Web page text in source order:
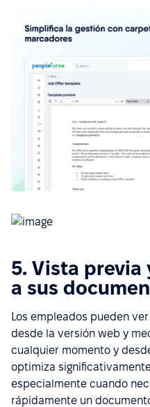
5. Vista previa
a sus
Los empleados pueden
desde la versión web y
cualquier momento y
optimiza
especialmente cuando
rápidamente un